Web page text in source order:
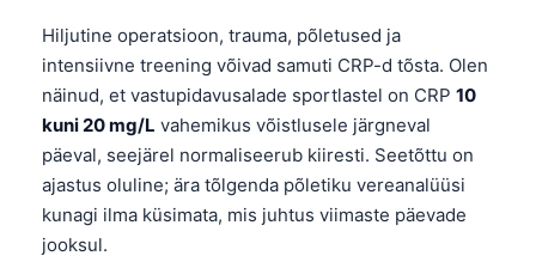
Hiljutine operatsioon, trauma, põletused ja
intensiivne treening võivad samuti CRP-d tõsta. Olen
näinud, et vastupidavusalade sportlastel on CRP 10
kuni 20 mg/L vahemikus võistlusele järgneval
päeval, seejärel normaliseerub kiiresti. Seetõttu on
ajastus oluline; ära tõlgenda põletiku vereanalüüsi
kunagi ilma küsimata, mis juhtus viimaste päevade
jooksul.